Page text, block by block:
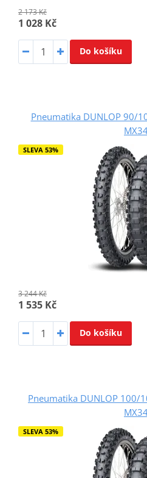
2 173 Kč
1 028 Kč
Do košíku
Pneumatika DUNLOP 90/
SLEVA 53%
3 244 Kč
1 535 Kč
Do košíku
Pneumatika DUNLOP 100/
SLEVA 53%